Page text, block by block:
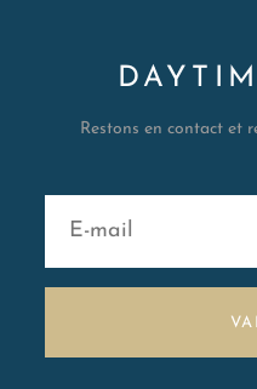
Restons en contact et